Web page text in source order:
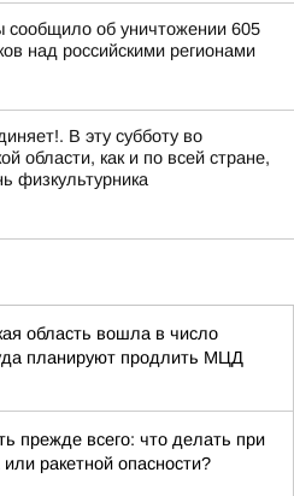
сообщило об уничтожении 605
над российскими регионами
В эту субботу во
области, как и по всей стране,
физкультурника
область вошла в число
планируют продлить МЦД
прежде всего: что делать при
ракетной опасности?